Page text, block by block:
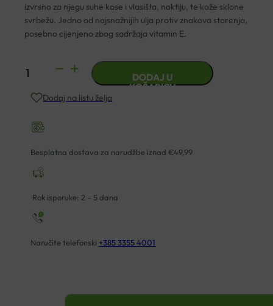
izvrsno za njegu suhe kose i vlasišta, noktiju, te kože sklone
svrbežu. Jedno od najsnažnijih ulja protiv znakova starenja,
posebno cijenjeno zbog sadržaja vitamin E.
ULJE
100ML
količina
DODAJ U
KOŠARICU
Dodaj na listu želja
Besplatna dostava za narudžbe iznad €49,99
Rok isporuke: 2 – 5 dana
Naručite telefonski +385 3355 4001